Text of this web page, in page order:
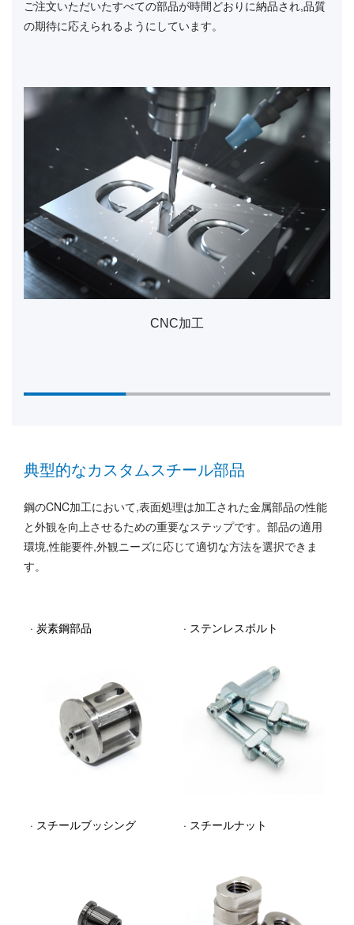
ご注文いただいたすべての部品が時間どおりに納品され,品質
の期待に応えられるようにしています。
CNCスイス加工
典型的なカスタムスチール部品
鋼のCNC加工において,表面処理は加工された金属部品の性能
と外観を向上させるための重要なステップです。部品の適用
環境,性能要件,外観ニーズに応じて適切な方法を選択できま
す。
· 炭素鋼部品 · ステンレスボルト
· スチールブッシング · スチールナット